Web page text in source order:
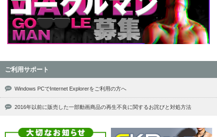
ご利用サポート
Windows PCでInternet Explorerをご利用の方へ
2016年以前に販売した一部動画商品の再生不良に関するお詫びと対処方法